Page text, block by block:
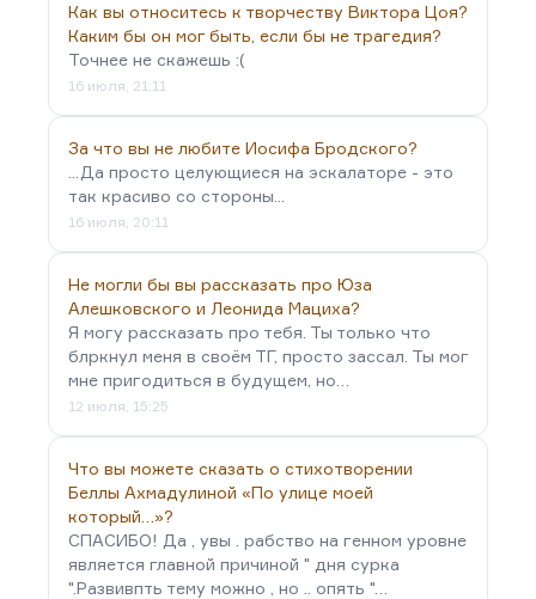
Как вы относитесь к творчеству Виктора Цоя?
Каким бы он мог быть, если бы не трагедия?
Точнее не скажешь :(
16 июля, 21:11
За что вы не любите Иосифа Бродского?
...Да просто целующиеся на эскалаторе - это
так красиво со стороны...
16 июля, 20:11
Не могли бы вы рассказать про Юза
Алешковского и Леонида Мациха?
Я могу рассказать про тебя. Ты только что
блркнул меня в своём ТГ, просто зассал. Ты мог
мне пригодиться в будущем, но…
12 июля, 15:25
Что вы можете сказать о стихотворении
Беллы Ахмадулиной «По улице моей
который…»?
СПАСИБО! Да , увы . рабство на генном уровне
является главной причиной " дня сурка
".Развивпть тему можно , но .. опять "…